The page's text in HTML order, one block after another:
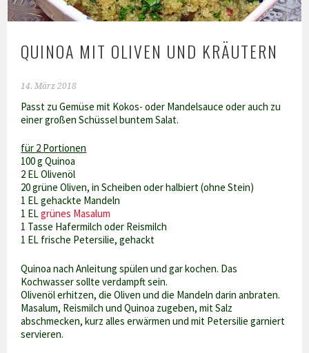
QUINOA MIT OLIVEN UND KRÄUTERN
14. März 2018
Passt zu Gemüse mit Kokos- oder Mandelsauce oder auch zu
einer großen Schüssel buntem Salat.
für 2 Portionen
100 g Quinoa
2 EL Olivenöl
20 grüne Oliven, in Scheiben oder halbiert (ohne Stein)
1 EL gehackte Mandeln
1 ELgrünes Masalum
1 Tasse Hafermilch oder Reismilch
1 EL frische Petersilie, gehackt
Quinoa nach Anleitung spülen und gar kochen. Das
Kochwasser sollte verdampft sein.
Olivenöl erhitzen, die Oliven und die Mandeln darin anbraten.
Masalum, Reismilch und Quinoa zugeben, mit Salz
abschmecken, kurz alles erwärmen und mit Petersilie garniert
servieren.